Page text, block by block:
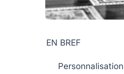
EN BREF
Personnalisation